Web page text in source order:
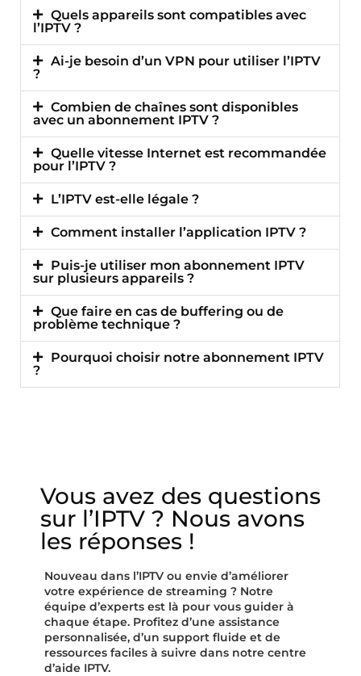
Quels appareils sont compatibles avec
l’IPTV ?
Ai-je besoin d’un VPN pour utiliser l’IPTV
?
Combien de chaînes sont disponibles
avec un abonnement IPTV ?
Quelle vitesse Internet est recommandée
pour l’IPTV ?
L’IPTV est-elle légale ?
Comment installer l’application IPTV ?
Puis-je utiliser mon abonnement IPTV
sur plusieurs appareils ?
Que faire en cas de buffering ou de
problème technique ?
Pourquoi choisir notre abonnement IPTV
?
Vous avez des questions
sur l’IPTV ? Nous avons
les réponses !
Nouveau dans l’IPTV ou envie d’améliorer
votre expérience de streaming ? Notre
équipe d’experts est là pour vous guider à
chaque étape. Profitez d’une assistance
personnalisée, d’un support fluide et de
ressources faciles à suivre dans notre centre
d’aide IPTV.